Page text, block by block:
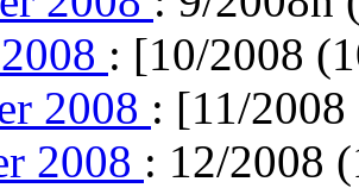
: [10/2008
2008 : [11/2008
2008 : 12/2008